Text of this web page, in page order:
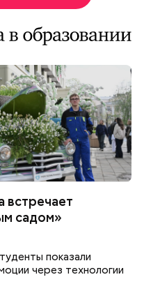
встречает
садом»
показали
через технологии